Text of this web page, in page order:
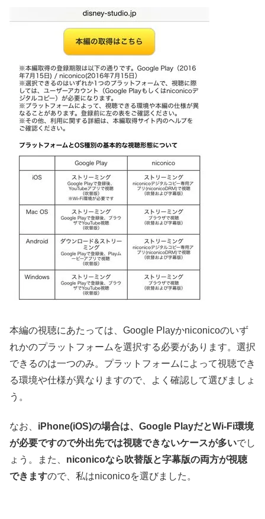
本編の視聴にあたっては、Google Playかniconicoのいず
れかのプラットフォームを選択する必要があります。選択
できるのは一つのみ。プラットフォームによって視聴でき
る環境や仕様が異なりますので、よく確認して選びましょ
う。
なお、 iPhone(iOS)の場合は、Google PlayだとWi-Fi環境
が必要ですので外出先では視聴できないケースが多いでし
ょう。また、 niconicoなら吹替版と字幕版の両方が視聴
できますので、私はniconicoを選びました。